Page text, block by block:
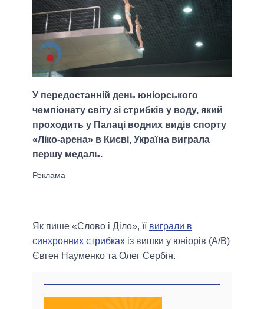
У передостанній день юніорського
чемпіонату світу зі стрибків у воду, який
проходить у Палаці водних видів спорту
«Ліко-арена» в Києві, Україна виграла
першу медаль.
Як пише «Слово і Діло», її виграли в
синхронних стрибках із вишки у юніорів (А/B)
Євген Науменко та Олег Сербін.